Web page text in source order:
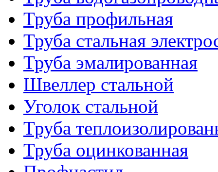
Труба профильная
Труба стальная
Труба эмалированная
Швеллер стальной
Уголок стальной
Труба
Труба оцинкованная